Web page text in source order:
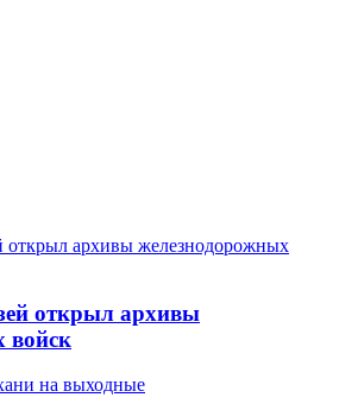
открыл архивы
войск